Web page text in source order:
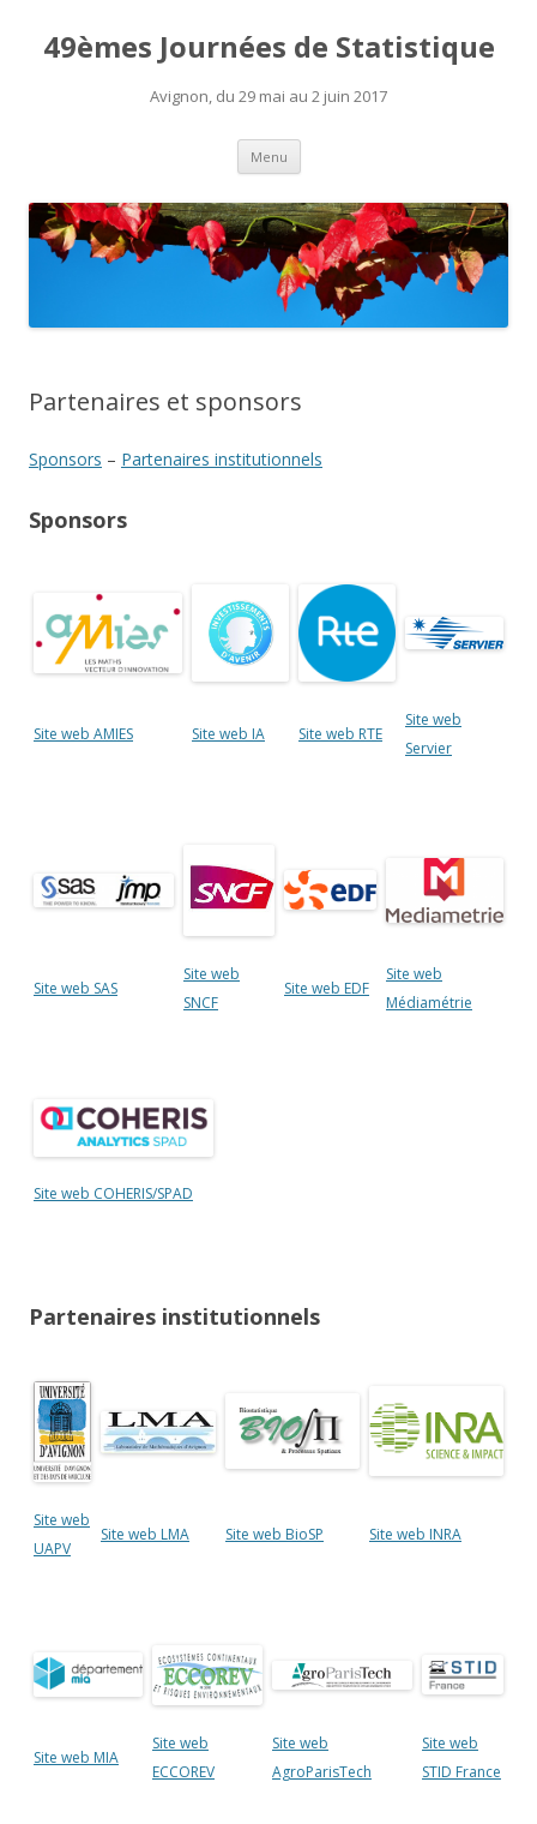
49èmes Journées de Statistique
Avignon, du 29 mai au 2 juin 2017
Menu Aller
contenu
Partenaires et sponsors
Sponsors – Partenaires institutionnels
Sponsors
Site web AMIES Site web IA Site web RTE
Site web
Servier
Site web SAS
Site web
SNCF
Site web EDF
Site web
Médiamétrie
Site web COHERIS/SPAD
Partenaires institutionnels
Site web
UAPV
Site web LMA Site web BioSP Site web INRA
Site web MIA
Site web
ECCOREV
Site web
AgroParisTech
Site web
STID France